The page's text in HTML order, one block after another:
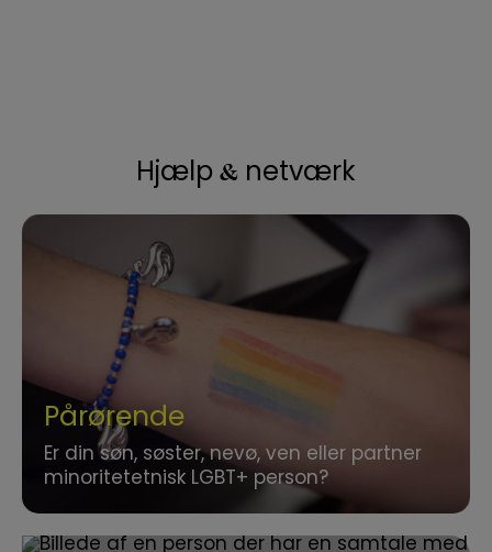
Hjælp & netværk
Pårørende
Er din søn, søster, nevø, ven eller partner
minoritetetnisk LGBT+ person?